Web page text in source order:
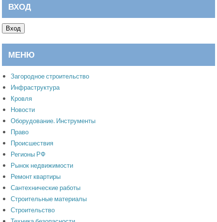
ВХОД
Вход
МЕНЮ
Загородное строительство
Инфраструктура
Кровля
Новости
Оборудование. Инструменты
Право
Происшествия
Регионы РФ
Рынок недвижимости
Ремонт квартиры
Сантехнические работы
Строительные материалы
Строительство